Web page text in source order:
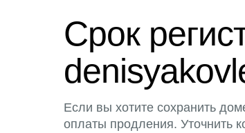
Срок
Если вы хотите сохранить
оплаты продления. Уточнить